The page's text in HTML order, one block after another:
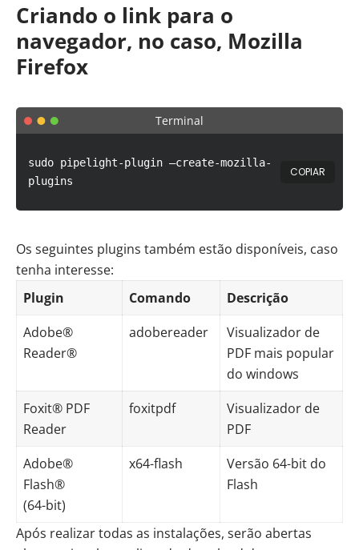
Criando o link para o
navegador, no caso, Mozilla
Firefox
Terminal
sudo pipelight-plugin –create-mozilla-
plugins
COPIAR
Os seguintes plugins também estão disponíveis, caso
tenha interesse:
Plugin
Comando
Descrição
Adobe®
Reader®
adobereader
Visualizador de
PDF mais popular
do windows
Foxit® PDF
Reader
foxitpdf
Visualizador de
PDF
Adobe®
Flash®
(64-bit)
x64-flash
Versão 64-bit do
Flash
Após realizar todas as instalações, serão abertas